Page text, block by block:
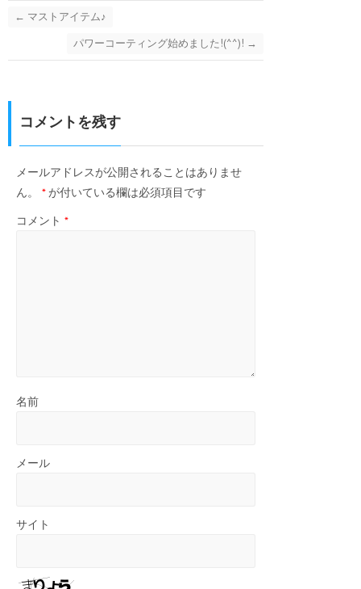
← マストアイテム♪
パワーコーティング始めました!(^^)! →
コメントを残す
メールアドレスが公開されることはありませ
ん。
*が付いている欄は必須項目です
コメント *
名前
メール
サイト